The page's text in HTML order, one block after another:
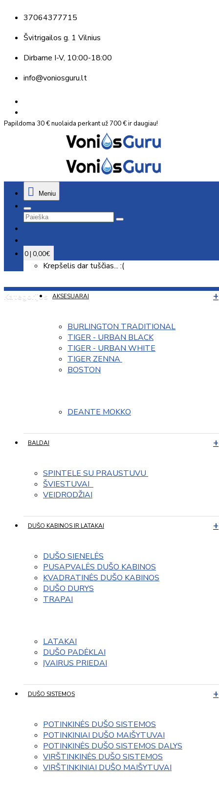
37064377715
Švitrigailos g. 1 Vilnius
Dirbame I-V, 10:00-18:00
info@voniosguru.lt
Papildoma 30 € nuolaida perkant už 700 € ir daugiau!
Meniu
0 | 0,00€
Krepšelis dar tuščias... :(
Kategorijos AKSESUARAI
BURLINGTON TRADITIONAL
TIGER - URBAN BLACK
TIGER - URBAN WHITE
TIGER ZENNA
BOSTON
DEANTE MOKKO
BALDAI
SPINTELE SU PRAUSTUVU
ŠVIESTUVAI
VEIDRODŽIAI
DUŠO KABINOS IR LATAKAI
DUŠO SIENELĖS
PUSAPVALĖS DUŠO KABINOS
KVADRATINĖS DUŠO KABINOS
DUŠO DURYS
TRAPAI
LATAKAI
DUŠO PADĖKLAI
ĮVAIRUS PRIEDAI
DUŠO SISTEMOS
POTINKINĖS DUŠO SISTEMOS
POTINKINIAI DUŠO MAIŠYTUVAI
POTINKINĖS DUŠO SISTEMOS DALYS
VIRŠTINKINĖS DUŠO SISTEMOS
VIRŠTINKINIAI DUŠO MAIŠYTUVAI